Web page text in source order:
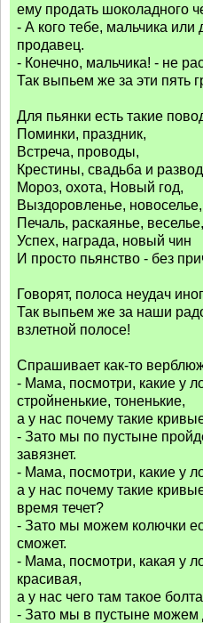
ему продать шоколадного
- А кого тебе, мальчика или
продавец.
- Конечно, мальчика! - не
Так выпьем же за эти пять
Для пьянки есть такие
Поминки, праздник,
Встреча, проводы,
Крестины, свадьба и
Мороз, охота, Новый год,
Выздоровленье, новоселье,
Печаль, раскаянье, веселье,
Успех, награда, новый чин
И просто пьянство - без
Говорят, полоса неудач
Так выпьем же за наши
взлетной полосе!
Спрашивает как-то
- Мама, посмотри, какие у
стройненькие, тоненькие,
а у нас почему такие
- Зато мы по пустыне
завязнет.
- Мама, посмотри, какие у
а у нас почему такие
время течет?
- Зато мы можем колючки
сможет.
- Мама, посмотри, какая у
красивая,
а у нас чего там такое
- Зато мы в пустыне можем